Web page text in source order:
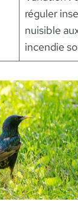
réguler
nuisible
incendie